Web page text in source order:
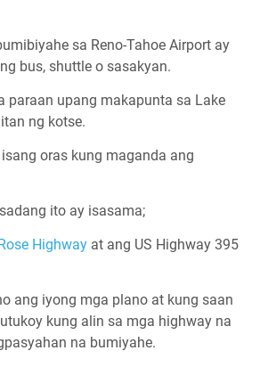
sa Reno-Tahoe Airport ay
bus, shuttle o sasakyan.
paraan upang makapunta sa Lake
ng kotse.
oras kung maganda ang
ito ay isasama;
Highway at ang US Highway 395
ang iyong mga plano at kung saan
kung alin sa mga highway na
na bumiyahe.